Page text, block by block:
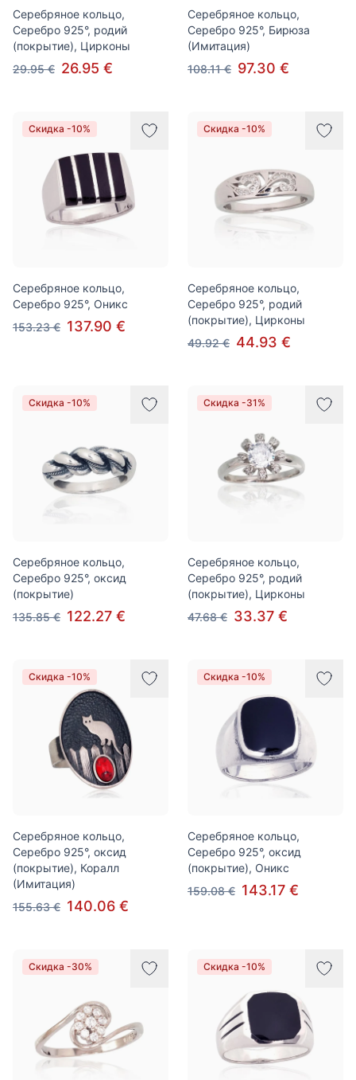
Серебряное кольцо,
Серебро 925°, родий
(покрытие), Цирконы
29.95 € 26.95 €
Серебряное кольцо,
Серебро 925°, Бирюза
(Имитация)
108.11 € 97.30 €
Скидка -10%
Серебряное кольцо,
Серебро 925°, Оникс
153.23 € 137.90 €
Скидка -10%
Серебряное кольцо,
Серебро 925°, родий
(покрытие), Цирконы
49.92 € 44.93 €
Скидка -10%
Серебряное кольцо,
Серебро 925°, оксид
(покрытие)
135.85 € 122.27 €
Скидка -31%
Серебряное кольцо,
Серебро 925°, родий
(покрытие), Цирконы
47.68 € 33.37 €
Скидка -10%
Серебряное кольцо,
Серебро 925°, оксид
(покрытие), Коралл
(Имитация)
155.63 € 140.06 €
Скидка -10%
Серебряное кольцо,
Серебро 925°, оксид
(покрытие), Оникс
159.08 € 143.17 €
Скидка -30% Скидка -10%